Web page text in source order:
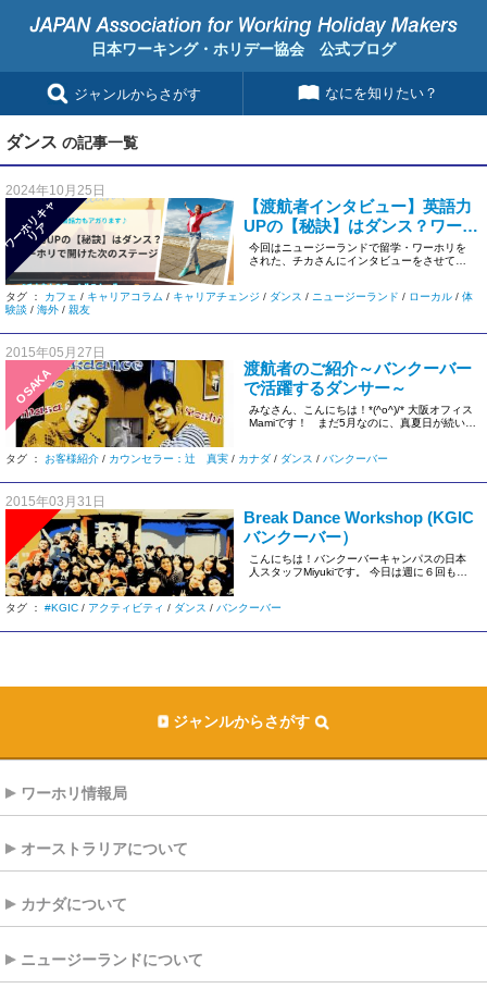
日本ワーキング・ホリデー協会 公式ブログ
ジャンルからさがす なにを知りたい？
ダンス の記事一覧
2024年10月25日
ワ
ー
ホ
リ
キ
ャ
リ
ア
【渡航者インタビュー】英語力
UPの【秘訣】はダンス？ワーホ
リで開けた次のステージ
今回はニュージーランドで留学・ワーホリを
された、チカさんにインタビューをさせてい
タグ ： カフェ / キャリアコラム / キャリアチェンジ / ダンス / ニュージーランド / ローカル / 体
験談 / 海外 / 親友
2015年05月27日
OSAKA
渡航者のご紹介～バンクーバー
で活躍するダンサー～
みなさん、こんにちは！*(^o^)/* 大阪オフィス
Mamiです！ まだ5月なのに、真夏日が続い
タグ ： お客様紹介 / カウンセラー：辻 真実 / カナダ / ダンス / バンクーバー
2015年03月31日
Break Dance Workshop (KGIC
バンクーバー）
こんにちは！バンクーバーキャンパスの日本
人スタッフMiyukiです。 今日は週に６回も開
タグ ： #KGIC / アクティビティ / ダンス / バンクーバー
ジャンルからさがす
ワーホリ情報局
オーストラリアについて
カナダについて
ニュージーランドについて